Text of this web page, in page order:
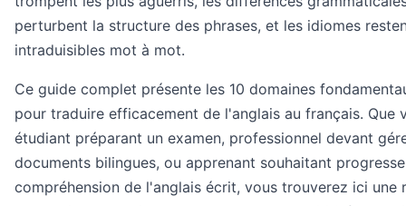
perturbent la structure des phrases, et les idiomes
intraduisibles mot à mot.
Ce guide complet présente les 10 domaines
pour traduire efficacement de l'anglais au français. Que
étudiant préparant un examen, professionnel devant
documents bilingues, ou apprenant souhaitant
compréhension de l'anglais écrit, vous trouverez ici une